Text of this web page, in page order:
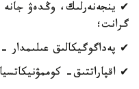
گرانت؛
✔ پەداگوگيكالىق عىلىمدار - 12228 گرانت؛
✔ اقپاراتتىق- كوممۋنيكاتسيالىق